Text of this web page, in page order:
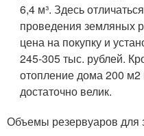
6,4 м³. Здесь
проведения земляных
цена на покупку и
245-305 тыс. рублей.
отопление дома 200 м2
достаточно велик.
Объемы резервуаров для